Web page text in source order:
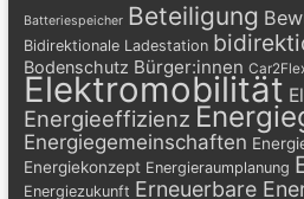
Batteriespeicher Beteiligung
Bidirektionale Ladestation
Bodenschutz Bürger:innen
Elektromobilität
Energieeffizienz
Energiegemeinschaften
Energiekonzept Energieraumplanung
Energiezukunft Erneuerbare